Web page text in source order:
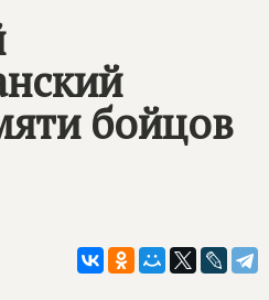
бойцов